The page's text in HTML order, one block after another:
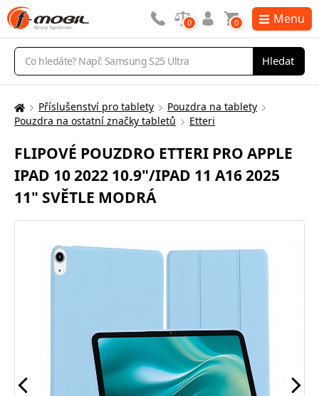
Vyhledávání
Hledat
0 0 Menu
Zde
nacházíte:
Příslušenství pro tablety
Pouzdra na tablety
Pouzdra na ostatní značky tabletů
Etteri
FLIPOVÉ POUZDRO ETTERI PRO APPLE
IPAD 10 2022 10.9"/IPAD 11 A16 2025
11" SVĚTLE MODRÁ